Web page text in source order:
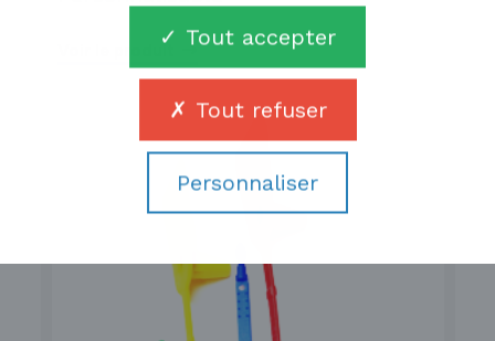
Tout accepter
Tout refuser
Personnaliser